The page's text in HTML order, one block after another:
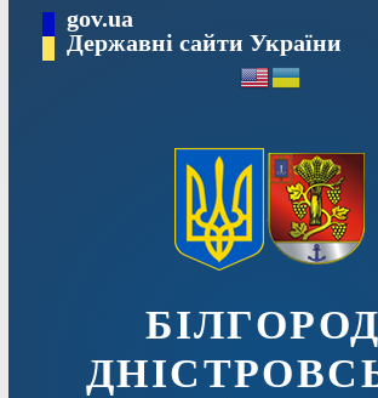
вмісту
gov.ua
Державні сайти України